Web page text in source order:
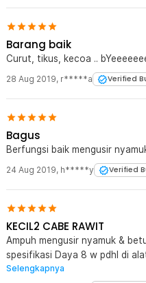
Barang baik
Curut, tikus, kecoa ..
28 Aug 2019, r*****a Verified
Bagus
Berfungsi baik mengusir
24 Aug 2019, h*****y Verified
KECIL2 CABE RAWIT
Ampuh mengusir nyamuk &
spesifikasi Daya 8 w pdhl di
harga murah, Thanks Jaknote
Selengkapnya